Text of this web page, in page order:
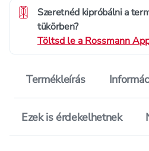
Szeretnéd kipróbálni a
tükörben?
Töltsd le a Rossmann
Termékleírás
Ezek is érdekelhetnek